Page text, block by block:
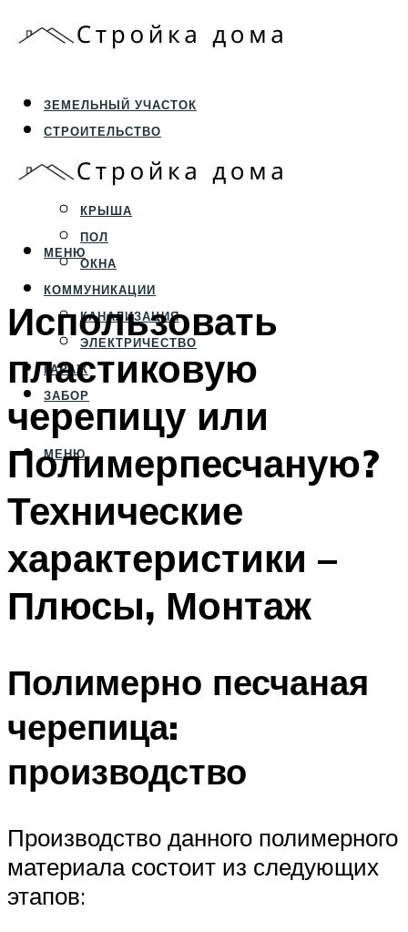
ЗЕМЕЛЬНЫЙ УЧАСТОК
СТРОИТЕЛЬСТВО
ФУНДАМЕНТ И ЦОКОЛЬ
ПЕРЕКРЫТИЯ И СТЕНЫ
КРЫША
ПОЛ
ОКНА
КОММУНИКАЦИИ
КАНАЛИЗАЦИЯ
ЭЛЕКТРИЧЕСТВО
ГАРАЖ
ЗАБОР
МЕНЮ
МЕНЮ
Использовать
пластиковую
черепицу или
Полимерпесчаную?
Технические
характеристики –
Плюсы, Монтаж
Полимерно песчаная
черепица:
производство
Производство данного полимерного
материала состоит из следующих
этапов: